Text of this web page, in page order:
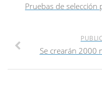
Pruebas de selección
Se crearán 2000